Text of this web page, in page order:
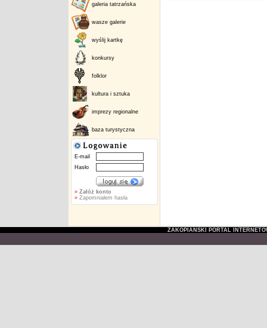
galeria tatrzańska
wasze galerie
wyślij kartkę
konkursy
folklor
kultura i sztuka
imprezy regionalne
baza turystyczna
E-mail
Hasło
» Załóż konto
»Zapomniałem hasła
ZAKOPIAŃSKI PORTAL